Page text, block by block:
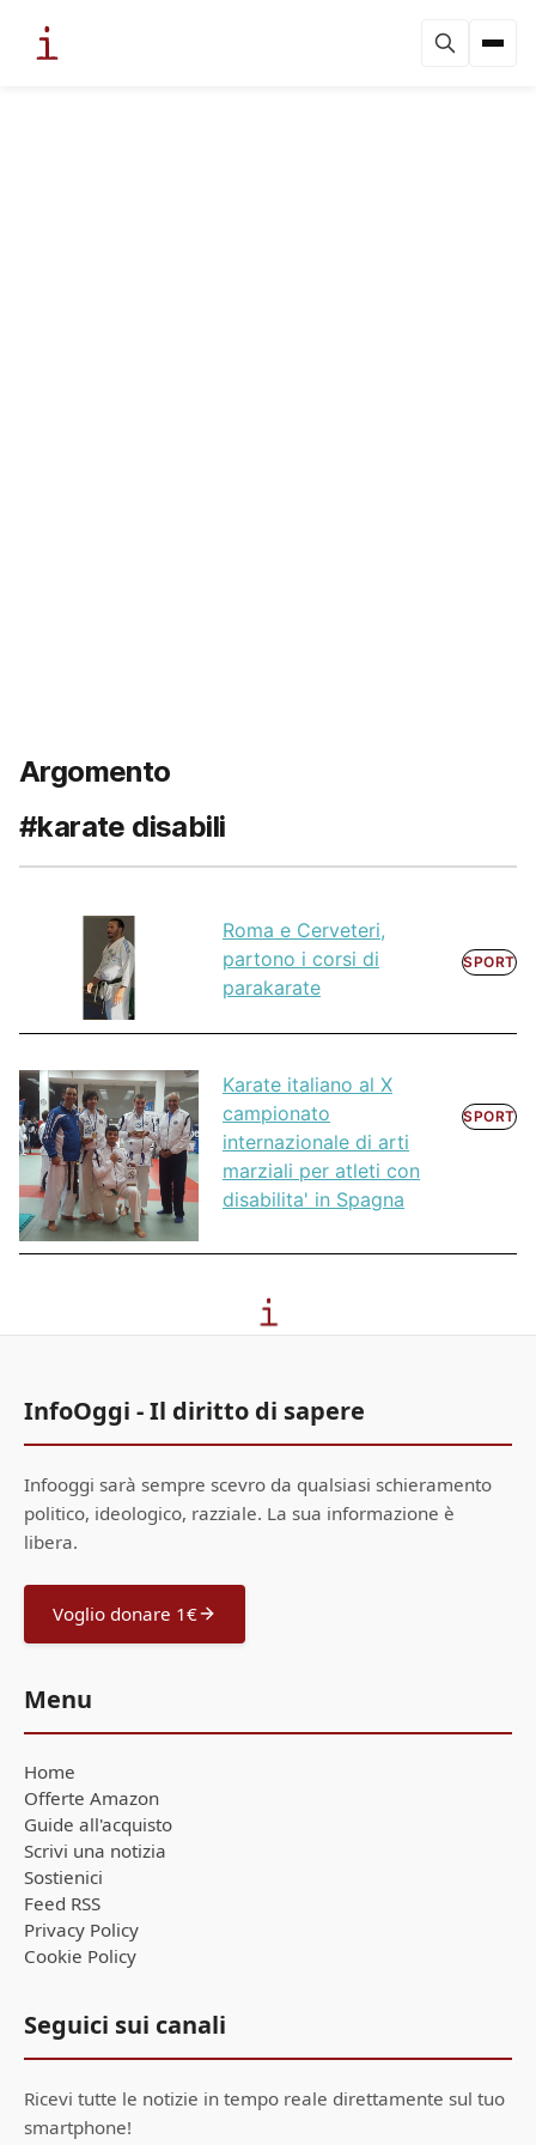
Argomento
#karate disabili
Roma e Cerveteri,
partono i corsi di
parakarate
SPORT
Karate italiano al X
campionato
internazionale di arti
marziali per atleti con
disabilita' in Spagna
SPORT
InfoOggi - Il diritto di sapere
Infooggi sarà sempre scevro da qualsiasi schieramento
politico, ideologico, razziale. La sua informazione è
libera.
Voglio donare 1€
Menu
Home
Offerte Amazon
Guide all'acquisto
Scrivi una notizia
Sostienici
Feed RSS
Privacy Policy
Cookie Policy
Seguici sui canali
Ricevi tutte le notizie in tempo reale direttamente sul tuo
smartphone!